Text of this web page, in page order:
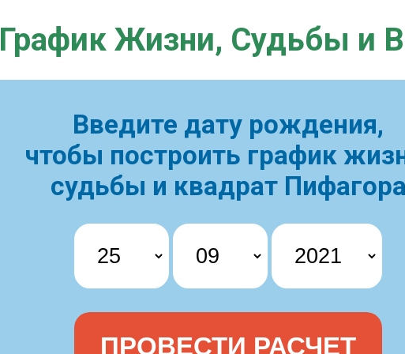
График Жизни, Судьбы и
Введите дату рождения,
чтобы построить график
судьбы и квадрат Пифагора
ПРОВЕСТИ РАСЧЕТ